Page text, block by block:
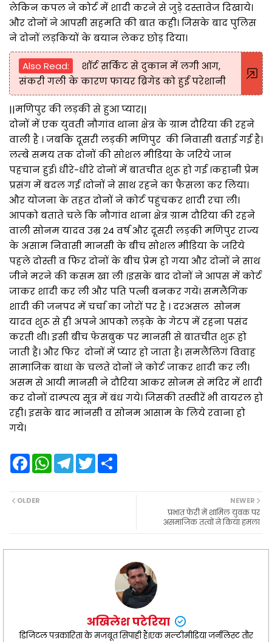
लेकिन कपल ने कोर्ट में शादी करने से जुड़े दस्तावेज दिखाये।
और दोनों ने आपसी सहमति की बात कही। जिसके बाद पुलिस
ने दोनों लड़कियों के बयान लेकर छोड़ दिया।
Also Read:
शॉर्ट सर्किट से दुकान में लगी आग,
संकरी गली के कारण फायर ब्रिगेड को हुई परेशानी
||मणिपुर की लड़की से हुआ प्यार||
दोनों में एक युवती नौगांव थाना क्षेत्र के ग्राम दौरिया की रहने
वाली है । जबकि दूसरी लड़की मणिपुर की निवासी बताई गई है।
लम्बे समय तक दोनों की सोशल मीडिया के जरिये जान
पहचान हुई। धीरे-धीरे दोनों में बातचीत शुरू हो गई ।कहानी प्रेम
प्रसंग में बदल गई ।दोनों ने साथ रहने का फैसला कर लिया।
और योजना के तहत दोनों ने कोर्ट पहुंचकर शादी रचा ली।
आपको बताते चले कि नौगांव थाना क्षेत्र ग्राम दौरिया की रहने
वाली सोनम यादव उम्र 24 वर्ष और दूसरी लड़की मणिपुर राज्य
के असाम निवासी मानसी के बीच सोशल मीडिया के जरिये
पहले दोस्ती व फिर दोनों के बीच प्रेम हो गया और दोनों ने साथ
जीने मरने की कसम खा ली ।इसके बाद दोनों ने आपस में कोर्ट
जाकर शादी कर ली और पति पत्नी बनकर गये। समलैंगिक
शादी की जनपद में चर्चा का जोरों पर है । दरअसल सोनम
यादव शुरू से ही अपने आपको लड़के के गेटप में रहना पसंद
करती थी। इसी बीच फेसबुक पर मानसी से बातचीत शुरू हो
जाती है। और फिर दोनों में प्यार हो जाता है। समलैंलिगं विवाह
सामाजिक बाधा के चलते दोनों ने कोर्ट जाकर शादी कर ली।
असम से आयी मानसी ने दौरिया आकर सोनम से मंदिर में शादी
कर दोनों दाम्पत्य सूत्र में बंध गये। जिसकी तस्वीरें भी वायरल हो
रही। इसके बाद मांनसी व सोनम आसाम के लिये रवाना हो
गये।
F
a
b
o
W
T
e
T
w
NEWER
प्रभात फेरी में शामिल युवक पर
असमाजिक तत्वों ने किया हमला
OLDER
अखिलेश पटेरिया
डिजिटल पत्रकारिता के मजबूत सिपाही हैं।एक मल्टीमीडिया जर्नलिस्ट तौर